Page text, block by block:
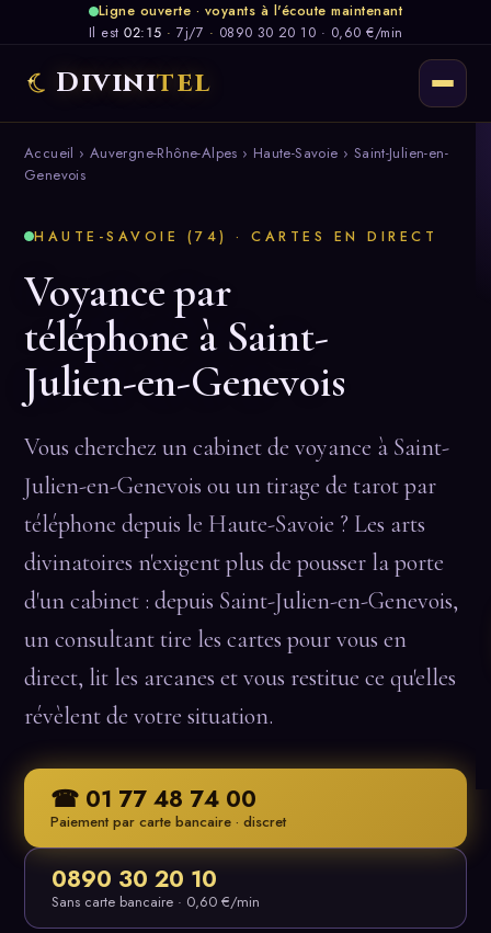
Ligne ouverte · voyants à l'écoute maintenant
Il est 02:15 · 7j/7 · 0890 30 20 10 · 0,60 €/min
Divinitel
Accueil › Auvergne-Rhône-Alpes › Haute-Savoie › Saint-Julien-en-
Genevois
HAUTE-SAVOIE (74) · CARTES EN DIRECT
Voyance par
téléphone à Saint-
Julien-en-Genevois
Vous cherchez un cabinet de voyance à Saint-
Julien-en-Genevois ou un tirage de tarot par
téléphone depuis le Haute-Savoie ? Les arts
divinatoires n'exigent plus de pousser la porte
d'un cabinet : depuis Saint-Julien-en-Genevois,
un consultant tire les cartes pour vous en
direct, lit les arcanes et vous restitue ce qu'elles
révèlent de votre situation.
☎ 01 77 48 74 00
Paiement par carte bancaire · discret
0890 30 20 10
Sans carte bancaire · 0,60 €/min